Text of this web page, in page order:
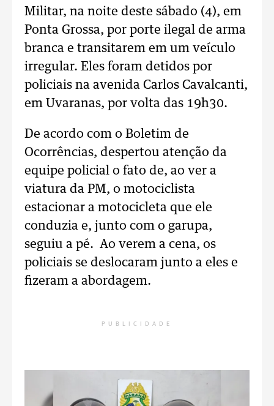
Militar, na noite deste sábado (4), em
Ponta Grossa, por porte ilegal de arma
branca e transitarem em um veículo
irregular. Eles foram detidos por
policiais na avenida Carlos Cavalcanti,
em Uvaranas, por volta das 19h30.
De acordo com o Boletim de
Ocorrências, despertou atenção da
equipe policial o fato de, ao ver a
viatura da PM, o motociclista
estacionar a motocicleta que ele
conduzia e, junto com o garupa,
seguiu a pé. Ao verem a cena, os
policiais se deslocaram junto a eles e
fizeram a abordagem.
PUBLICIDADE